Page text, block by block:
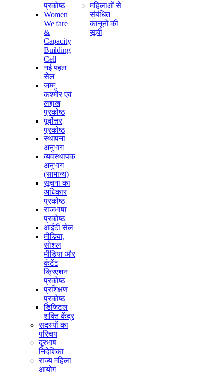
प्रकोष्ठ
Women
Welfare
&
Capacity
Building
Cell
नई पहल
सेल
जम्मू
कश्मीर एवं
लद्दाख
प्रकोष्ठ
पूर्वोत्तर
प्रकोष्ठ
स्थापना
अनुभाग
व्यवस्थापक
अनुभाग
(सामान्य)
सूचना का
अधिकार
प्रकोष्ठ
राजभाषा
प्रकोष्ठ
आईटी सेल
मीडिया,
सोशल
मीडिया और
कंटेंट
क्रिएशन
प्रकोष्ठ
प्रशिक्षण
प्रकोष्ठ
डिजिटल
शक्ति केंद्र
सदस्यों का
परिचय
दूरभाष
निदेशिका
राज्य महिला
आयोग
महिलाओं से
संबंधित
कानूनों की
सूची